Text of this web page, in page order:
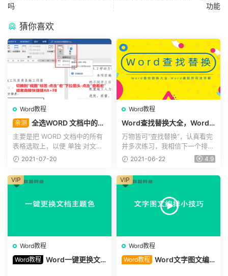
吗
功能
猜你喜欢
Word教程
亲测
全选WORD 文档中的所
有表格选（office Word“wps
不适用”）
主要是把 WORD 文档中的所有
表格选取上，以便 单独 对文档
中的所有表格进行整体编...
2021-07-20
Word教程
Word查找替换大全，Word
通配符用法详解
万物皆可“查找替换”，认真看完
并多次练习，我相信下一个排版
大师就是你，这套掌法...
2021-06-22 4.9
Word教程
Word教程 Word一键更换文
VIP
Word教程
Word教程 Word文字图文编
VIP